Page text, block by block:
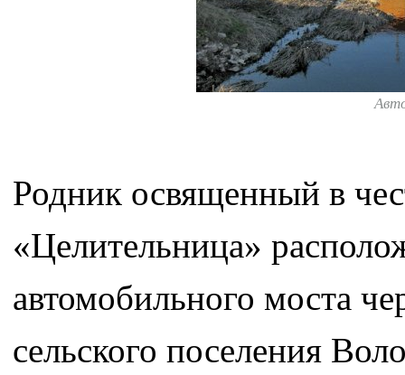
Родник освященный в
«Целительница»
автомобильного моста
сельского поселения